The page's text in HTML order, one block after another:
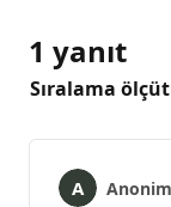
1 yanıt
Sıralama
Anonim